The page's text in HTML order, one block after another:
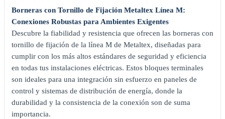
Borneras con Tornillo de Fijación Metaltex Línea M:
Conexiones Robustas para Ambientes Exigentes
Descubre la fiabilidad y resistencia que ofrecen las borneras con
tornillo de fijación de la línea M de Metaltex, diseñadas para
cumplir con los más altos estándares de seguridad y eficiencia
en todas tus instalaciones eléctricas. Estos bloques terminales
son ideales para una integración sin esfuerzo en paneles de
control y sistemas de distribución de energía, donde la
durabilidad y la consistencia de la conexión son de suma
importancia.